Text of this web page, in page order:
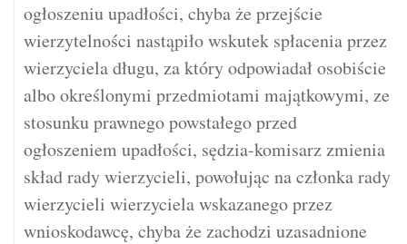
ogłoszeniu upadłości, chyba że przejście
wierzytelności nastąpiło wskutek spłacenia przez
wierzyciela długu, za który odpowiadał osobiście
albo określonymi przedmiotami majątkowymi, ze
stosunku prawnego powstałego przed
ogłoszeniem upadłości, sędzia-komisarz zmienia
skład rady wierzycieli, powołując na członka rady
wierzycieli wierzyciela wskazanego przez
wnioskodawcę, chyba że zachodzi uzasadnione